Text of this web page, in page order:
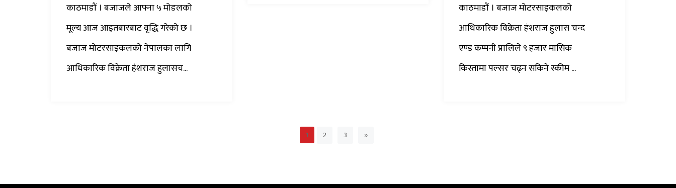
काठमाडौं । बजाजले आफ्ना ५ मोडलको
मूल्य आज आइतबारबाट वृद्धि गरेको छ ।
बजाज मोटरसाइकलको नेपालका लागि
आधिकारिक विक्रेता हंशराज हुलासच...
काठमाडौं । बजाज मोटरसाइकलको
आधिकारिक विक्रेता हंशराज हुलास चन्द
एण्ड कम्पनी प्रालिले ९ हजार मासिक
किस्तामा पल्सर चढ्न सकिने स्कीम ...
1 2 3 »